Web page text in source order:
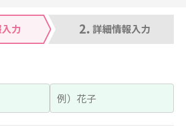
力 2. 詳細情報入力